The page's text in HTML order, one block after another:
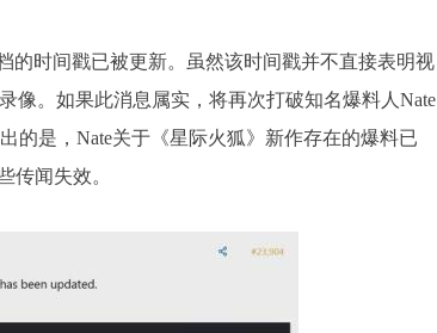
的时间戳已被更新。虽然该时间戳并不直接表明视
像。如果此消息属实，将再次打破知名爆料人Nate
的是，Nate关于《星际火狐》新作存在的爆料已
传闻失效。